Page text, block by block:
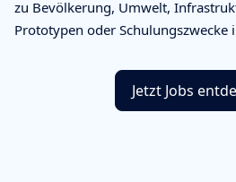
zu Bevölkerung, Umwelt,
Prototypen oder Schulungszwecke
Jetzt Jobs